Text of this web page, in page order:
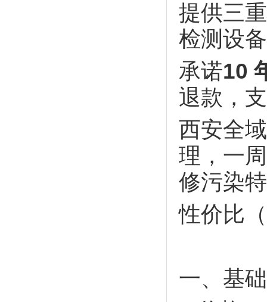
提供三重
检测设
承诺10
退款，
西安全
理，一
修污染
性价
一、基